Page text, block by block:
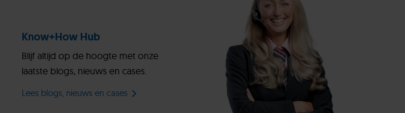
Know+How Hub
Blijf altijd op de hoogte met onze
laatste blogs, nieuws en cases.
Lees blogs, nieuws en cases